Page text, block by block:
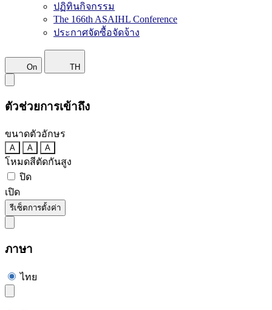
ปฏิทินกิจกรรม
The 166th ASAIHL Conference
ประกาศจัดซื้อจัดจ้าง
On TH
ตัวช่วยการเข้าถึง
ขนาดตัวอักษร
A A A
โหมดสีตัดกันสูง
ปิด
เปิด
รีเซ็ตการตั้งค่า
ภาษา
ไทย